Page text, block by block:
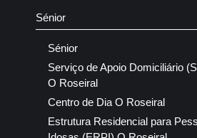
Sénior
Sénior
Serviço de Apoio Domiciliário
O Roseiral
Centro de Dia O Roseiral
Estrutura Residencial para